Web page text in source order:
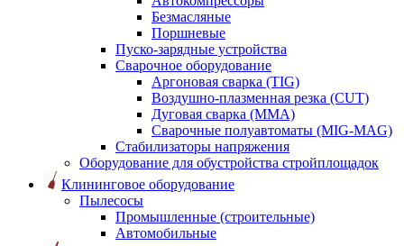
Безмасляные
Поршневые
Пуско-зарядные устройства
Сварочное оборудование
Аргоновая сварка (TIG)
Воздушно-плазменная резка (CUT)
Дуговая сварка (ММА)
Сварочные полуавтоматы (MIG-MAG)
Стабилизаторы напряжения
Оборудование для обустройства стройплощадок
Клининговое оборудование
Пылесосы
Промышленные (строительные)
Автомобильные